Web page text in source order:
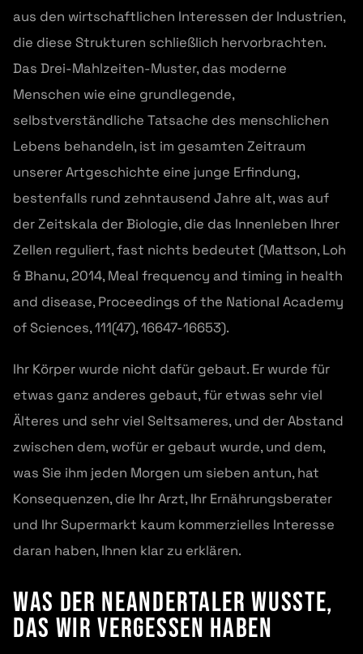
aus den wirtschaftlichen Interessen der Industrien,
die diese Strukturen schließlich hervorbrachten.
Das Drei-Mahlzeiten-Muster, das moderne
Menschen wie eine grundlegende,
selbstverständliche Tatsache des menschlichen
Lebens behandeln, ist im gesamten Zeitraum
unserer Artgeschichte eine junge Erfindung,
bestenfalls rund zehntausend Jahre alt, was auf
der Zeitskala der Biologie, die das Innenleben Ihrer
Zellen reguliert, fast nichts bedeutet (Mattson, Loh
& Bhanu, 2014, Meal frequency and timing in health
and disease, Proceedings of the National Academy
of Sciences, 111(47), 16647-16653).
Ihr Körper wurde nicht dafür gebaut. Er wurde für
etwas ganz anderes gebaut, für etwas sehr viel
Älteres und sehr viel Seltsameres, und der Abstand
zwischen dem, wofür er gebaut wurde, und dem,
was Sie ihm jeden Morgen um sieben antun, hat
Konsequenzen, die Ihr Arzt, Ihr Ernährungsberater
und Ihr Supermarkt kaum kommerzielles Interesse
daran haben, Ihnen klar zu erklären.
Was der Neandertaler wusste,
das wir vergessen haben